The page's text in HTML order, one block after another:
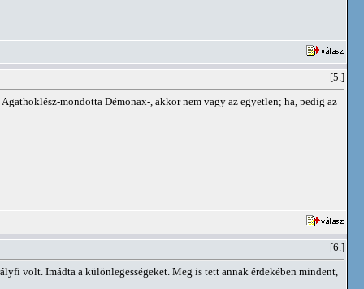
[5.]
mondotta Démonax-, akkor nem vagy az egyetlen; ha, pedig az
[6.]
volt. Imádta a különlegességeket. Meg is tett annak érdekében mindent,